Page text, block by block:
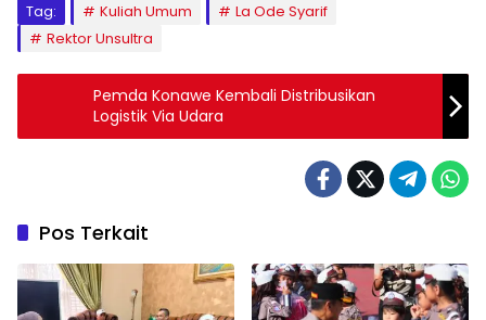
Tag: Kuliah Umum
La Ode Syarif
Rektor Unsultra
Pemda Konawe Kembali Distribusikan
Logistik Via Udara
Pos Terkait